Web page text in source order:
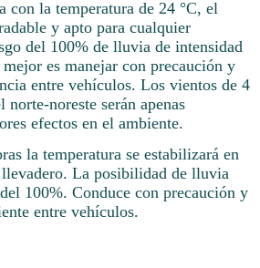
con la temperatura de 24 °C, el
y apto para cualquier
del 100% de lluvia de intensidad
es manejar con precaución y
entre vehículos. Los vientos de 4
noreste serán apenas
efectos en el ambiente.
la temperatura se estabilizará en
La posibilidad de lluvia
100%. Conduce con precaución y
entre vehículos.